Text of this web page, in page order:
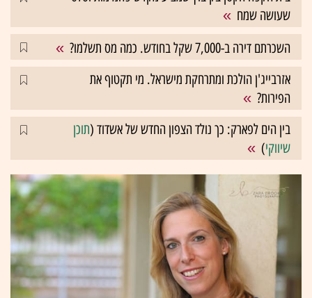
שעושה שמח
השכרתם דירה ב-7,000 שקל בחודש. כמה מס תשלמו?
אזרבייג'ן הולכת ומתרחקת מישראל. מי תקטוף את
הפירות?
בין הים לפארק: כך נולד הצפון החדש של אשדוד (תוכן
שיווקי)